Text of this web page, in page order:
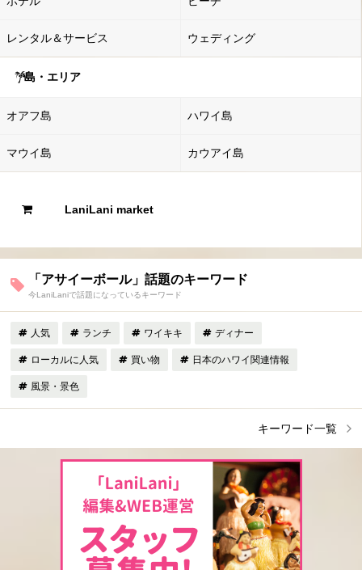
レンタル＆サービス ウェディング
島・エリア
オアフ島 ハワイ島
マウイ島 カウアイ島
LaniLani market
「アサイーボール」話題のキーワード
今LaniLaniで話題になっているキーワード
人気 ランチ ワイキキ ディナー
ローカルに人気 買い物 日本のハワイ関連情報
風景・景色
キーワード一覧